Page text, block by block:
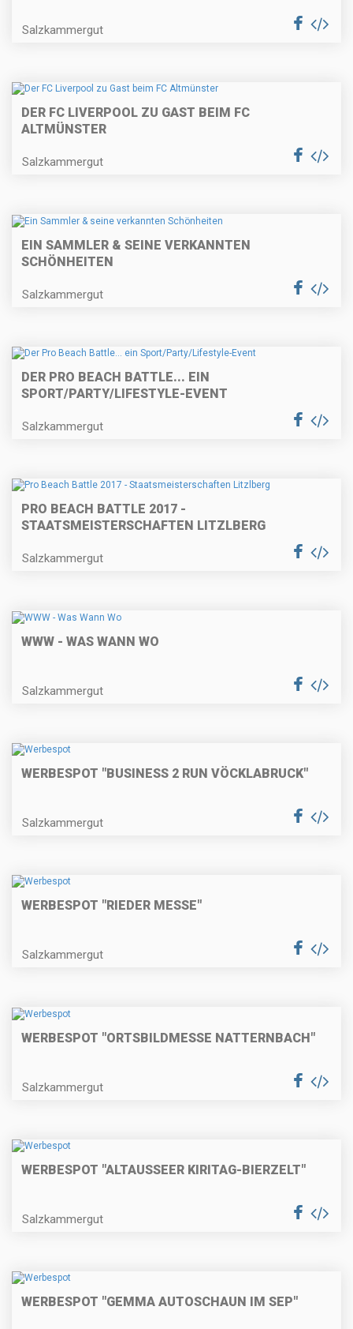
Salzkammergut
DER FC LIVERPOOL ZU GAST BEIM FC
ALTMÜNSTER
Salzkammergut
EIN SAMMLER & SEINE VERKANNTEN
SCHÖNHEITEN
Salzkammergut
DER PRO BEACH BATTLE... EIN
SPORT/PARTY/LIFESTYLE-EVENT
Salzkammergut
PRO BEACH BATTLE 2017 -
STAATSMEISTERSCHAFTEN LITZLBERG
Salzkammergut
WWW - WAS WANN WO
Salzkammergut
WERBESPOT "BUSINESS 2 RUN VÖCKLABRUCK"
Salzkammergut
WERBESPOT "RIEDER MESSE"
Salzkammergut
WERBESPOT "ORTSBILDMESSE NATTERNBACH"
Salzkammergut
WERBESPOT "ALTAUSSEER KIRITAG-BIERZELT"
Salzkammergut
WERBESPOT "GEMMA AUTOSCHAUN IM SEP"